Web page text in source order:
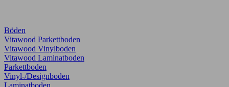
Böden
Vitawood Parkettboden
Vitawood Vinylboden
Vitawood Laminatboden
Parkettboden
Vinyl-/Designboden
Laminatboden